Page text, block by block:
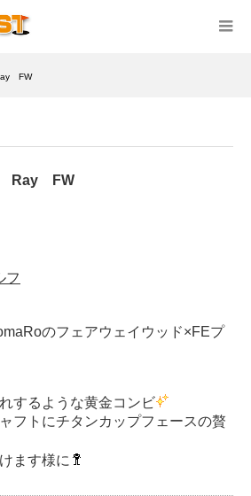
FW
Ray FW
フ
のフェアウェイウッド×FEプ
するような黄金コンビ
フトにチタンカップフェースの贅
ます様に